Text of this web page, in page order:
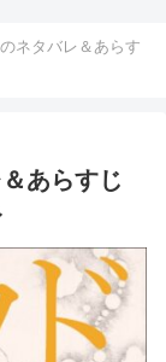
ネタバレ＆あらす
あらすじ